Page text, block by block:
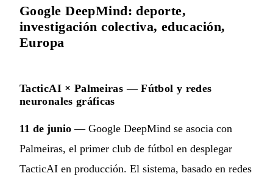
Google DeepMind: deporte,
investigación colectiva, educación,
Europa
TacticAI × Palmeiras — Fútbol y redes
neuronales gráficas
11 de junio — Google DeepMind se asocia con
Palmeiras, el primer club de fútbol en desplegar
TacticAI en producción. El sistema, basado en redes